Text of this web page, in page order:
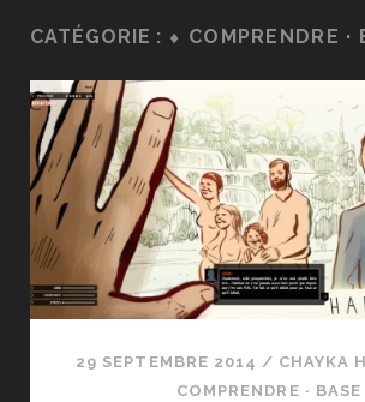
CATÉGORIE : ⬧ COMPRENDRE ·
29 SEPTEMBRE 2014 / CHAYKA
COMPRENDRE · BASE